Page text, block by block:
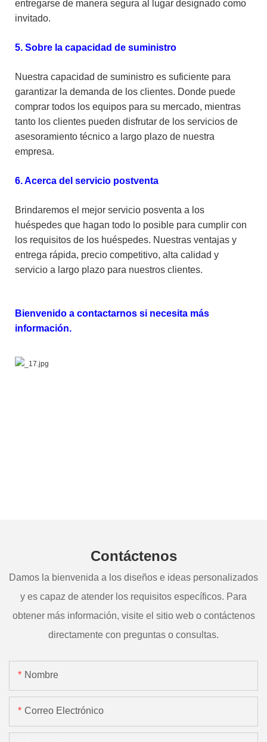
entregarse de manera segura al lugar designado como
invitado.
5. Sobre la capacidad de suministro
Nuestra capacidad de suministro es suficiente para
garantizar la demanda de los clientes. Donde puede
comprar todos los equipos para su mercado, mientras
tanto los clientes pueden disfrutar de los servicios de
asesoramiento técnico a largo plazo de nuestra
empresa.
6. Acerca del servicio postventa
Brindaremos el mejor servicio posventa a los
huéspedes que hagan todo lo posible para cumplir con
los requisitos de los huéspedes. Nuestras ventajas y
entrega rápida, precio competitivo, alta calidad y
servicio a largo plazo para nuestros clientes.
Bienvenido a contactarnos si necesita más
información.
Contáctenos
Damos la bienvenida a los diseños e ideas personalizados
y es capaz de atender los requisitos específicos. Para
obtener más información, visite el sitio web o contáctenos
directamente con preguntas o consultas.
Nombre
Correo Electrónico